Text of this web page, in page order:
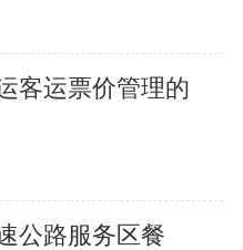
客运票价管理的
公路服务区餐